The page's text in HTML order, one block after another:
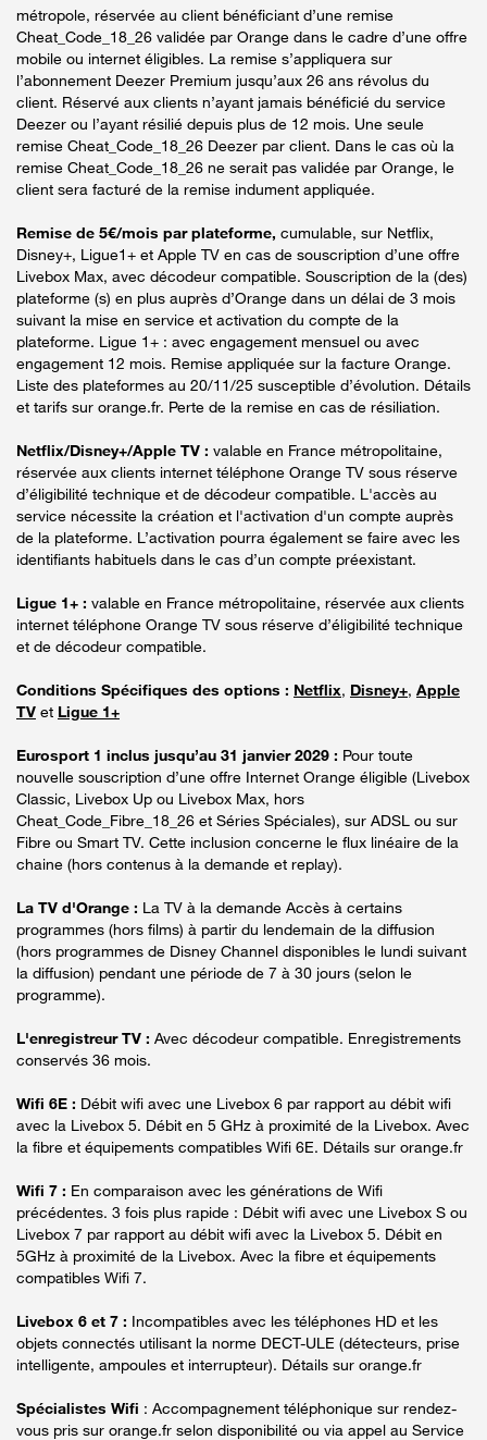
métropole, réservée au client bénéficiant d’une remise
Cheat_Code_18_26 validée par Orange dans le cadre d’une offre
mobile ou internet éligibles. La remise s’appliquera sur
l’abonnement Deezer Premium jusqu’aux 26 ans révolus du
client. Réservé aux clients n’ayant jamais bénéficié du service
Deezer ou l’ayant résilié depuis plus de 12 mois. Une seule
remise Cheat_Code_18_26 Deezer par client. Dans le cas où la
remise Cheat_Code_18_26 ne serait pas validée par Orange, le
client sera facturé de la remise indument appliquée.
Remise de 5€/mois par plateforme, cumulable, sur Netflix,
Disney+, Ligue1+ et Apple TV en cas de souscription d’une offre
Livebox Max, avec décodeur compatible. Souscription de la (des)
plateforme (s) en plus auprès d’Orange dans un délai de 3 mois
suivant la mise en service et activation du compte de la
plateforme. Ligue 1+ : avec engagement mensuel ou avec
engagement 12 mois. Remise appliquée sur la facture Orange.
Liste des plateformes au 20/11/25 susceptible d’évolution. Détails
et tarifs sur orange.fr. Perte de la remise en cas de résiliation.
Netflix/Disney+/Apple TV : valable en France métropolitaine,
réservée aux clients internet téléphone Orange TV sous réserve
d’éligibilité technique et de décodeur compatible. L'accès au
service nécessite la création et l'activation d'un compte auprès
de la plateforme. L’activation pourra également se faire avec les
identifiants habituels dans le cas d’un compte préexistant.
Ligue 1+ : valable en France métropolitaine, réservée aux clients
internet téléphone Orange TV sous réserve d’éligibilité technique
et de décodeur compatible.
Conditions Spécifiques des options : Netflix, Disney+, Apple
TV et Ligue 1+
Eurosport 1 inclus jusqu’au 31 janvier 2029 : Pour toute
nouvelle souscription d’une offre Internet Orange éligible (Livebox
Classic, Livebox Up ou Livebox Max, hors
Cheat_Code_Fibre_18_26 et Séries Spéciales), sur ADSL ou sur
Fibre ou Smart TV. Cette inclusion concerne le flux linéaire de la
chaine (hors contenus à la demande et replay).
La TV d'Orange : La TV à la demande Accès à certains
programmes (hors films) à partir du lendemain de la diffusion
(hors programmes de Disney Channel disponibles le lundi suivant
la diffusion) pendant une période de 7 à 30 jours (selon le
programme).
L'enregistreur TV : Avec décodeur compatible. Enregistrements
conservés 36 mois.
Wifi 6E : Débit wifi avec une Livebox 6 par rapport au débit wifi
avec la Livebox 5. Débit en 5 GHz à proximité de la Livebox. Avec
la fibre et équipements compatibles Wifi 6E. Détails sur orange.fr
Wifi 7 : En comparaison avec les générations de Wifi
précédentes. 3 fois plus rapide : Débit wifi avec une Livebox S ou
Livebox 7 par rapport au débit wifi avec la Livebox 5. Débit en
5GHz à proximité de la Livebox. Avec la fibre et équipements
compatibles Wifi 7.
Livebox 6 et 7 : Incompatibles avec les téléphones HD et les
objets connectés utilisant la norme DECT-ULE (détecteurs, prise
intelligente, ampoules et interrupteur). Détails sur orange.fr
Spécialistes Wifi : Accompagnement téléphonique sur rendez-
vous pris sur orange.fr selon disponibilité ou via appel au Service